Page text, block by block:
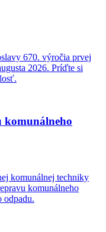
670. výročia prvej
2026. Príďte si
komunálneho
komunálnej techniky
komunálneho
odpadu.